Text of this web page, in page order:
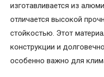
изготавливается из
отличается высокой
стойкостью. Этот
конструкции и
особенно важно для